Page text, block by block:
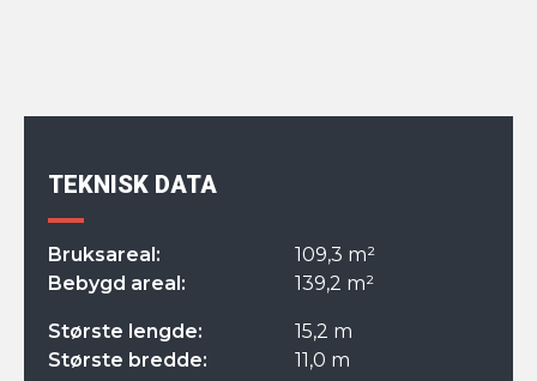
TEKNISK DATA
Bruksareal:
109,3 m²
Bebygd areal:
139,2 m²
Største lengde:
15,2 m
Største bredde:
11,0 m